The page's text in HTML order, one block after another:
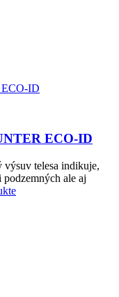
ECO-ID
telesa indikuje,
ale aj